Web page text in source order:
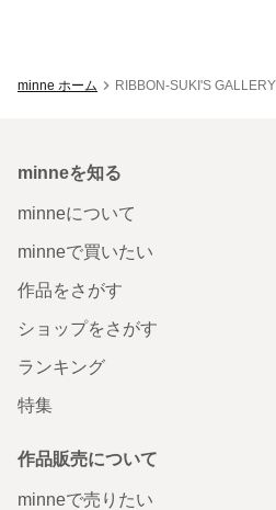
minne ホーム RIBBON-SUKI'S
minneを知る
minneについて
minneで買いたい
作品をさがす
ショップをさがす
ランキング
特集
作品販売について
minneで売りたい